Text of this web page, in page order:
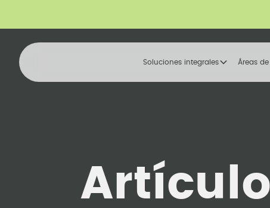
Soluciones integrales Áreas